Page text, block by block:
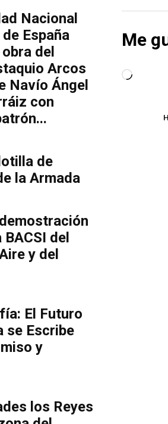
Nacional
España
del
Arcos
Navío Ángel
con
de
la Armada
del
y del
El Futuro
se Escribe
y
los Reyes
Me
C